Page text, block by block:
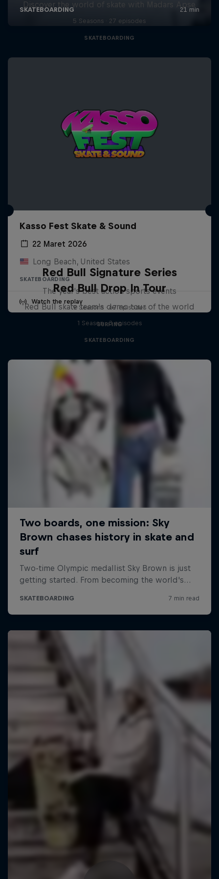
Discover the world of skate with Madars Apse
5 Seasons · 27 episodes
SKATEBOARDING
Kasso Fest Skate & Sound
22 Maret 2026
Long Beach, United States
SKATEBOARDING
Watch the replay
Red Bull Signature Series
The year's best action sports events
9 Seasons · 67 episodes
SURFING
Red Bull Drop In Tour
Red Bull skate team's demo tour of the world
1 Season · 3 episodes
SKATEBOARDING